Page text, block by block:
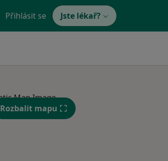
Přihlásit se Jste lékař?
St Čt
13 Srpen
Rozbalit mapu